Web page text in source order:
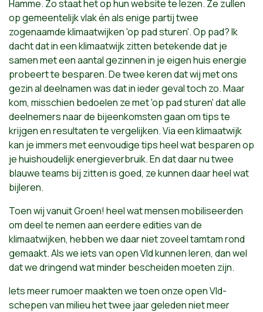
Hamme. Zo staat het op hun website te lezen. Ze zullen
op gemeentelijk vlak én als enige partij twee
zogenaamde klimaatwijken 'op pad sturen'. Op pad? Ik
dacht dat in een klimaatwijk zitten betekende dat je
samen met een aantal gezinnen in je eigen huis energie
probeert te besparen. De twee keren dat wij met ons
gezin al deelnamen was dat in ieder geval toch zo. Maar
kom, misschien bedoelen ze met 'op pad sturen' dat alle
deelnemers naar de bijeenkomsten gaan om tips te
krijgen en resultaten te vergelijken. Via een klimaatwijk
kan je immers met eenvoudige tips heel wat besparen op
je huishoudelijk energieverbruik. En dat daar nu twee
blauwe teams bij zitten is goed, ze kunnen daar heel wat
bijleren.
Toen wij vanuit Groen! heel wat mensen mobiliseerden
om deel te nemen aan eerdere edities van de
klimaatwijken, hebben we daar niet zoveel tamtam rond
gemaakt. Als we iets van open Vld kunnen leren, dan wel
dat we dringend wat minder bescheiden moeten zijn.
Iets meer rumoer maakten we toen onze open Vld-
schepen van milieu het twee jaar geleden niet meer